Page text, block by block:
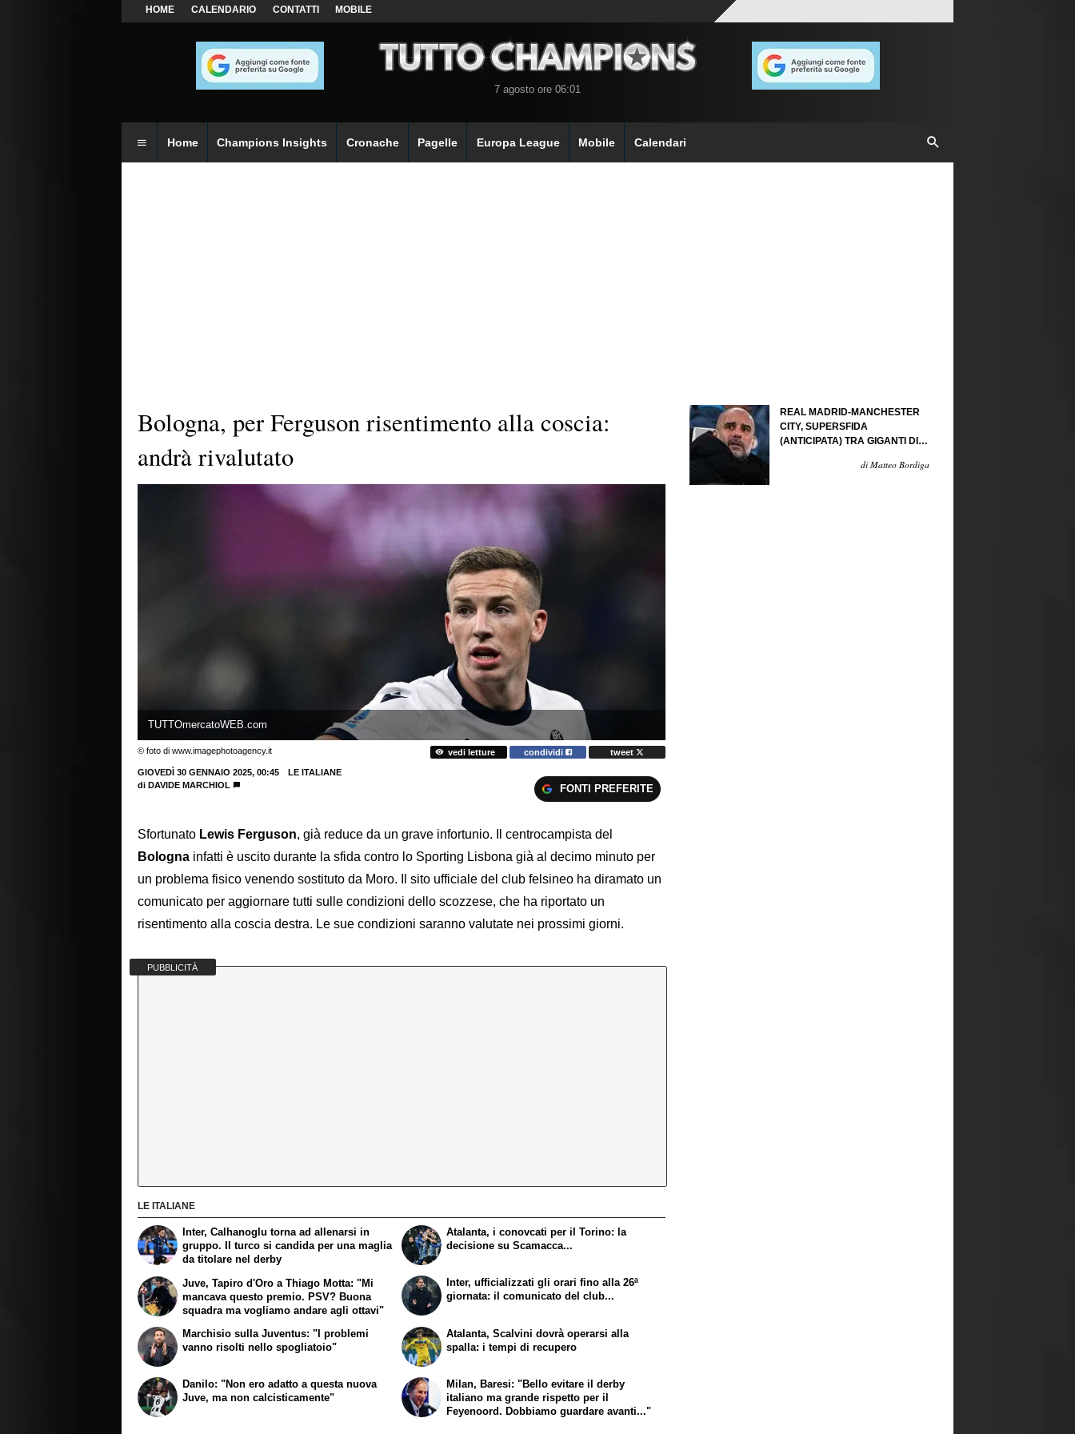
HOME CALENDARIO CONTATTI MOBILE
7 agosto ore 06:01
Home Champions Insights Cronache Pagelle Europa League Mobile Calendari
Bologna, per Ferguson risentimento alla coscia:
andrà rivalutato
TUTTOmercatoWEB.com
© foto di www.imagephotoagency.it vedi letture condividi tweet
GIOVEDÌ 30 GENNAIO 2025, 00:45
LE ITALIANE
di DAVIDE MARCHIOL FONTI PREFERITE
Sfortunato Lewis Ferguson, già reduce da un grave infortunio. Il centrocampista del
Bologna infatti è uscito durante la sfida contro lo Sporting Lisbona già al decimo minuto per
un problema fisico venendo sostituto da Moro. Il sito ufficiale del club felsineo ha diramato un
comunicato per aggiornare tutti sulle condizioni dello scozzese, che ha riportato un
risentimento alla coscia destra. Le sue condizioni saranno valutate nei prossimi giorni.
PUBBLICITÀ
LE ITALIANE
Inter, Calhanoglu torna ad allenarsi in
gruppo. Il turco si candida per una maglia
da titolare nel derby
Juve, Tapiro d'Oro a Thiago Motta: "Mi
mancava questo premio. PSV? Buona
squadra ma vogliamo andare agli ottavi"
Atalanta, i conovcati per il Torino: la
decisione su Scamacca...
Inter, ufficializzati gli orari fino alla 26ª
giornata: il comunicato del club...
Marchisio sulla Juventus: "I problemi
vanno risolti nello spogliatoio"
Danilo: "Non ero adatto a questa nuova
Juve, ma non calcisticamente"
Atalanta, Scalvini dovrà operarsi alla
spalla: i tempi di recupero
Milan, Baresi: "Bello evitare il derby
italiano ma grande rispetto per il
Feyenoord. Dobbiamo guardare avanti..."
REAL MADRID-MANCHESTER
CITY, SUPERSFIDA
(ANTICIPATA) TRA GIGANTI DI
di Matteo Bordiga